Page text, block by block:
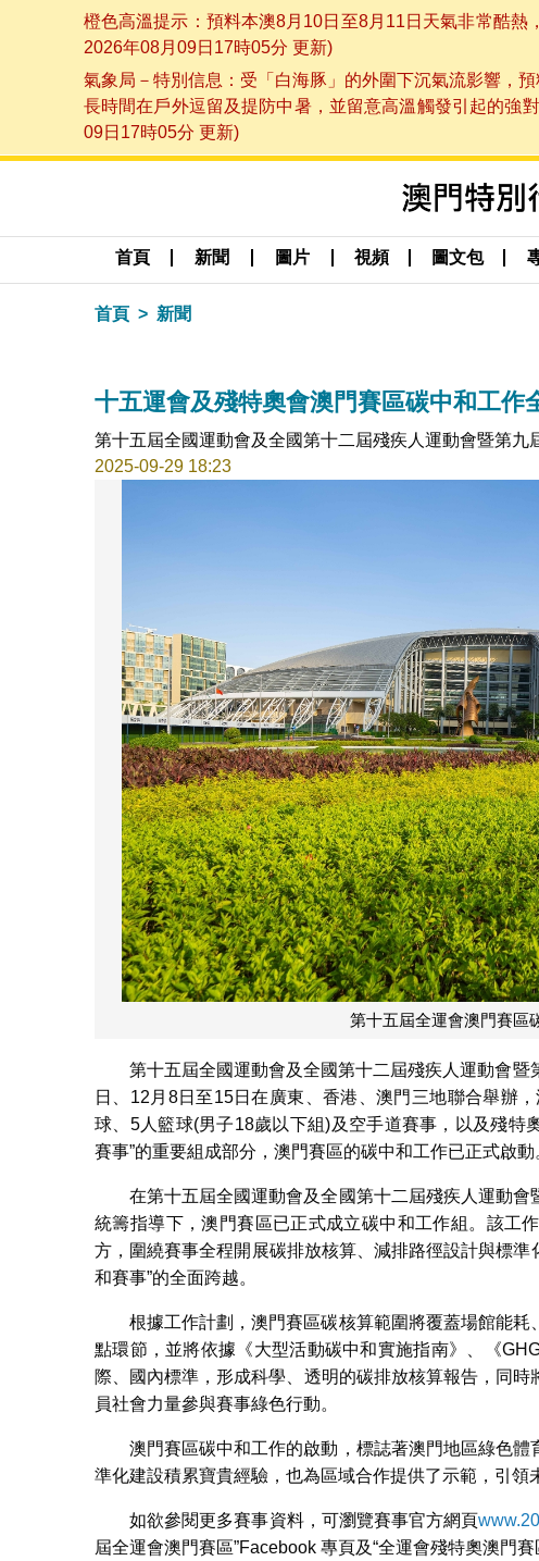
橙色高溫提示：預料本澳8月10日至8月11日天氣非常酷
2026年08月09日17時05分 更新)
氣象局－特別信息：受「白海豚」的外圍下沉氣流影響，
長時間在戶外逗留及提防中暑，並留意高溫觸發引起的強
09日17時05分 更新)
首頁 新聞 圖片 視頻 圖文包
首頁 新聞
十五運會及殘特奧會澳門賽區碳中和工作
第十五屆全國運動會及全國第十二屆殘疾人運動會暨第
2025-09-29 18:23
第十五屆全運會澳門賽區
第十五屆全國運動會及全國第十二屆殘疾人運動會
日、12月8日至15日在廣東、香港、澳門三地聯合舉辦
球、5人籃球(男子18歲以下組)及空手道賽事，以及殘特
賽事”的重要組成部分，澳門賽區的碳中和工作已正式啟動
在第十五屆全國運動會及全國第十二屆殘疾人運動
統籌指導下，澳門賽區已正式成立碳中和工作組。該工
方，圍繞賽事全程開展碳排放核算、減排路徑設計與標準
和賽事”的全面跨越。
根據工作計劃，澳門賽區碳核算範圍將覆蓋場館能
點環節，並將依據《大型活動碳中和實施指南》、《
際、國內標準，形成科學、透明的碳排放核算報告，同
員社會力量參與賽事綠色行動。
澳門賽區碳中和工作的啟動，標誌著澳門地區綠色
準化建設積累寶貴經驗，也為區域合作提供了示範，引領
如欲參閱更多賽事資料，可瀏覽賽事官方網頁
屆全運會澳門賽區”Facebook 專頁及“全運會殘特奧澳門賽